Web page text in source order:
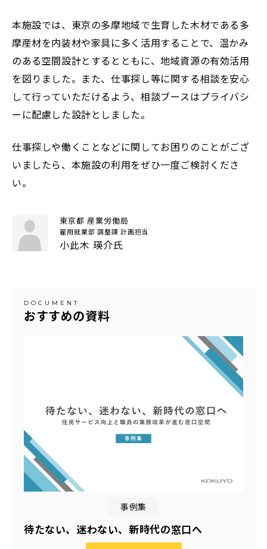
本施設では、東京の多摩地域で生育した木材である多
摩産材を内装材や家具に多く活用することで、温かみ
のある空間設計とするとともに、地域資源の有効活用
を図りました。また、仕事探し等に関する相談を安心
して行っていただけるよう、相談ブースはプライバシ
ーに配慮した設計としました。
仕事探しや働くことなどに関してお困りのことがござ
いましたら、本施設の利用をぜひ一度ご検討くださ
い。
東京都 産業労働局
雇用就業部 調整課 計画担当
小此木 瑛介氏
おすすめの資料
DOCUMENT
事例集
待たない、迷わない、新時代の窓口へ